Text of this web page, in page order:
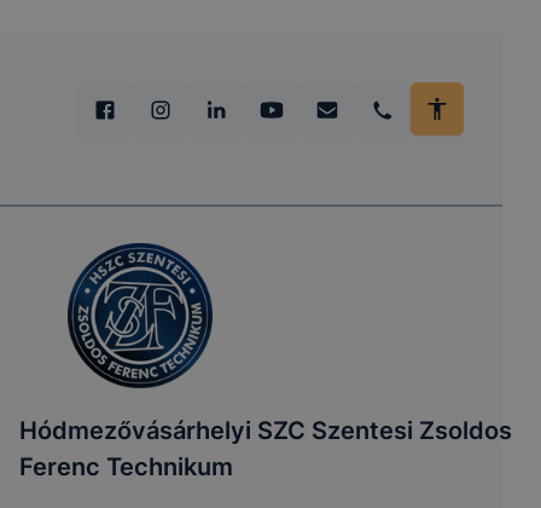
Hódmezővásárhelyi SZC Szentesi Zsoldos
Ferenc Technikum